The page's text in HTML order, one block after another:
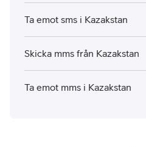
Ta emot sms i Kazakstan
Skicka mms från Kazakstan
Ta emot mms i Kazakstan